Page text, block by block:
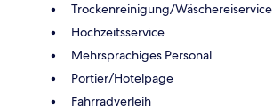
Trockenreinigung/Wäschereiservice
Hochzeitsservice
Mehrsprachiges Personal
Portier/Hotelpage
Fahrradverleih